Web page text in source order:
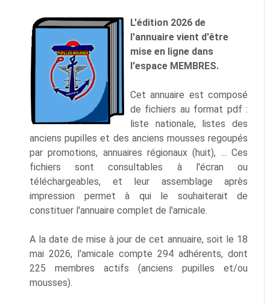
L'édition 2026 de
l'annuaire vient d'être
mise en ligne dans
l'espace MEMBRES.
Cet annuaire est composé
de fichiers au format pdf :
liste nationale, listes des
anciens pupilles et des anciens mousses regoupés
par promotions, annuaires régionaux (huit), ... Ces
fichiers sont consultables à l'écran ou
téléchargeables, et leur assemblage après
impression permet à qui le souhaiterait de
constituer l'annuaire complet de l'amicale.
A la date de mise à jour de cet annuaire, soit le 18
mai 2026, l'amicale compte 294 adhérents, dont
225 membres actifs (anciens pupilles et/ou
mousses).